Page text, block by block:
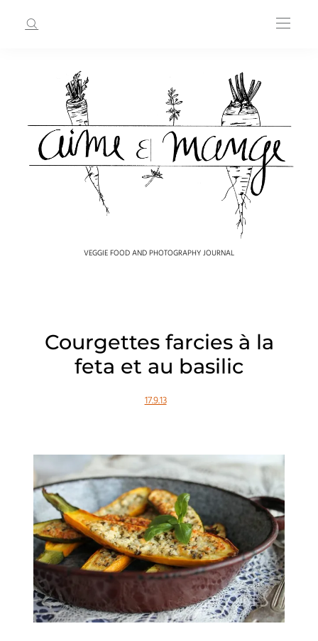
VEGGIE FOOD AND PHOTOGRAPHY JOURNAL
Courgettes farcies à la
feta et au basilic
17.9.13